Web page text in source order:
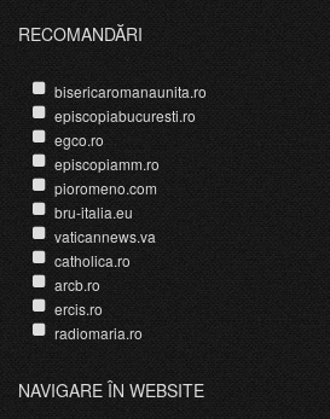
RECOMANDĂRI
bisericaromanaunita.ro
episcopiabucuresti.ro
egco.ro
episcopiamm.ro
pioromeno.com
bru-italia.eu
vaticannews.va
catholica.ro
arcb.ro
ercis.ro
radiomaria.ro
NAVIGARE ÎN WEBSITE